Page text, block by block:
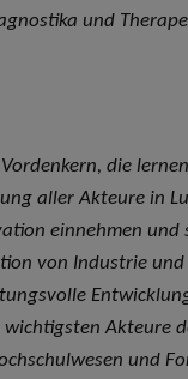
und
die
aller Akteure in
einnehmen und
von Industrie
Akteure
und